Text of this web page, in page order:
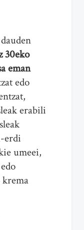
30eko
eman
edo
erabili
erdi
umeei,